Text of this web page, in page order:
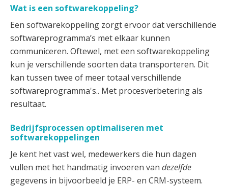
Wat is een softwarekoppeling?
Een softwarekoppeling zorgt ervoor dat verschillende
softwareprogramma’s met elkaar kunnen
communiceren. Oftewel, met een softwarekoppeling
kun je verschillende soorten data transporteren. Dit
kan tussen twee of meer totaal verschillende
softwareprogramma's.. Met procesverbetering als
resultaat.
Bedrijfsprocessen optimaliseren met
softwarekoppelingen
Je kent het vast wel, medewerkers die hun dagen
vullen met het handmatig invoeren van dezelfde
gegevens in bijvoorbeeld je ERP- en CRM-systeem.